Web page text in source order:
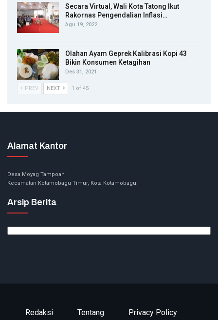
Secara Virtual, Wali Kota Tatong Ikut
Rakornas Pengendalian Inflasi…
Agu 19, 2022
Olahan Ayam Geprek Kalibrasi Kopi 43
Bikin Konsumen Ketagihan
Des 31, 2021
PREV NEXT 1 of 45
Alamat Kantor
Desa Moyag Tampoan
Kecamatan Kotamobagu Timur, Kota Kotamobagu.
Arsip Berita
Redaksi Tentang Privacy Policy